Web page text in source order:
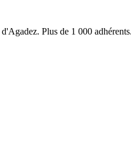
Plus de 1 000 adhérents.